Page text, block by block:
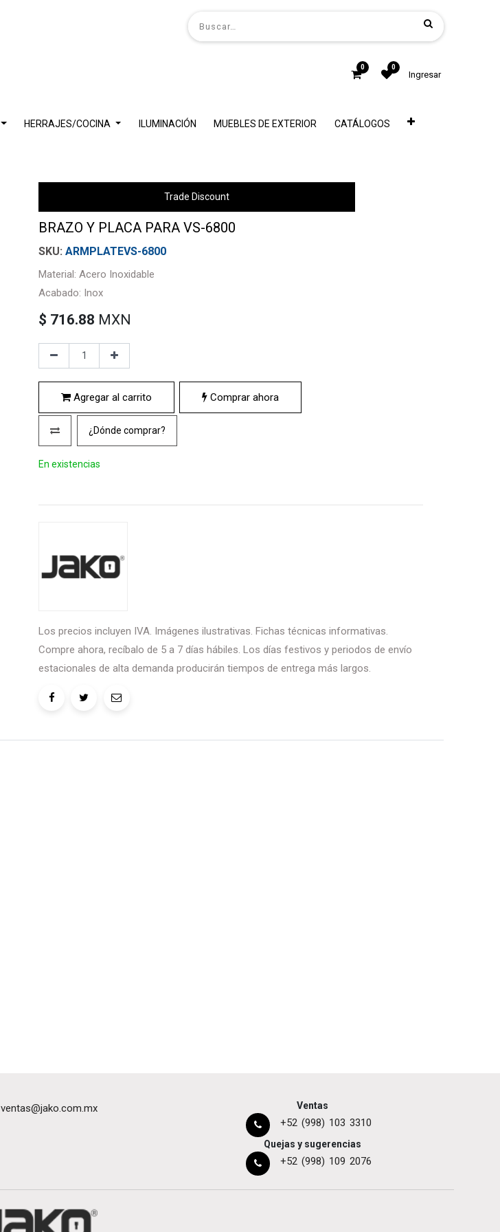
0 0
Ingresar
HERRAJES/COCINA ILUMINACIÓN MUEBLES DE EXTERIOR CATÁLOGOS
Trade Discount
BRAZO Y PLACA PARA VS-6800
ARMPLATEVS-6800
Material: Acero Inoxidable
Acabado: Inox
$ 716.88 MXN
Agregar al carrito Comprar ahora
¿Dónde comprar?
En existencias
Los precios incluyen IVA. Imágenes ilustrativas. Fichas técnicas informativas.
Compre ahora, recíbalo de 5 a 7 días hábiles. Los días festivos y periodos de envío
estacionales de alta demanda producirán tiempos de entrega más largos.
ventas@jako.com.mx Ventas
+52 (998) 103 3310
Quejas y sugerencias
+52 (998) 109 2076